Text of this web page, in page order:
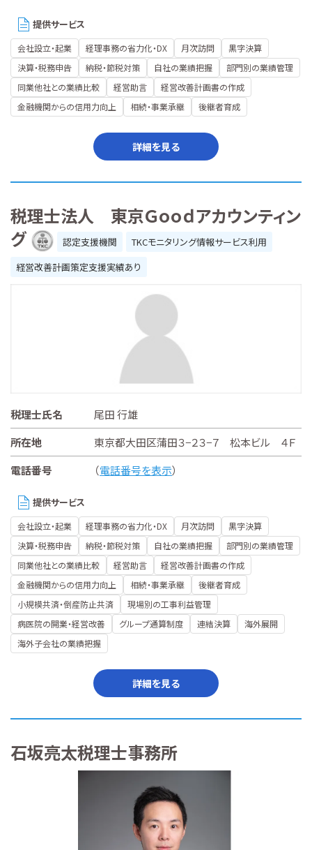
提供サービス
会社設立・起業 経理事務の省力化・DX 月次訪問
黒字決算
決算・税務申告
納税・節税対策 自社の業績把握
部門別の業績管理
同業他社との業績比較
経営助言
経営改善計画書の作成
金融機関からの信用力向上
相続・事業承継 後継者育成
詳細を見る
税理士法人 東京Ｇｏｏｄアカウンティン
グ
認定支援機関
TKCモニタリング情報サービス利用
経営改善計画策定支援実績あり
税理士氏名
尾田 行雄
所在地
東京都大田区蒲田３−２３−７ 松本ビル ４Ｆ
電話番号
（電話番号を表示）
提供サービス
会社設立・起業 経理事務の省力化・DX 月次訪問
黒字決算
決算・税務申告
納税・節税対策 自社の業績把握
部門別の業績管理
同業他社との業績比較
経営助言
経営改善計画書の作成
金融機関からの信用力向上
相続・事業承継
後継者育成
小規模共済・倒産防止共済
現場別の工事利益管理
病医院の開業・経営改善
グループ通算制度 連結決算
海外展開
海外子会社の業績把握
詳細を見る
石坂亮太税理士事務所